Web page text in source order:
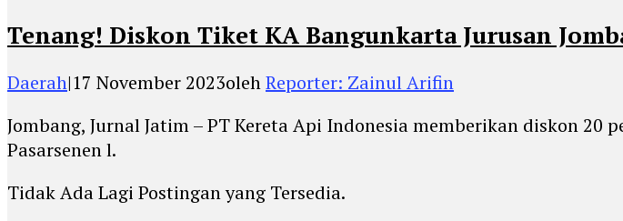
Tenang! Diskon Tiket KA Bangunkarta Jurusan
Daerah|17 November 2023olehReporter: Zainul Arifin
Jombang, Jurnal Jatim – PT Kereta Api Indonesia memberikan diskon
Pasarsenen l.
Tidak Ada Lagi Postingan yang Tersedia.